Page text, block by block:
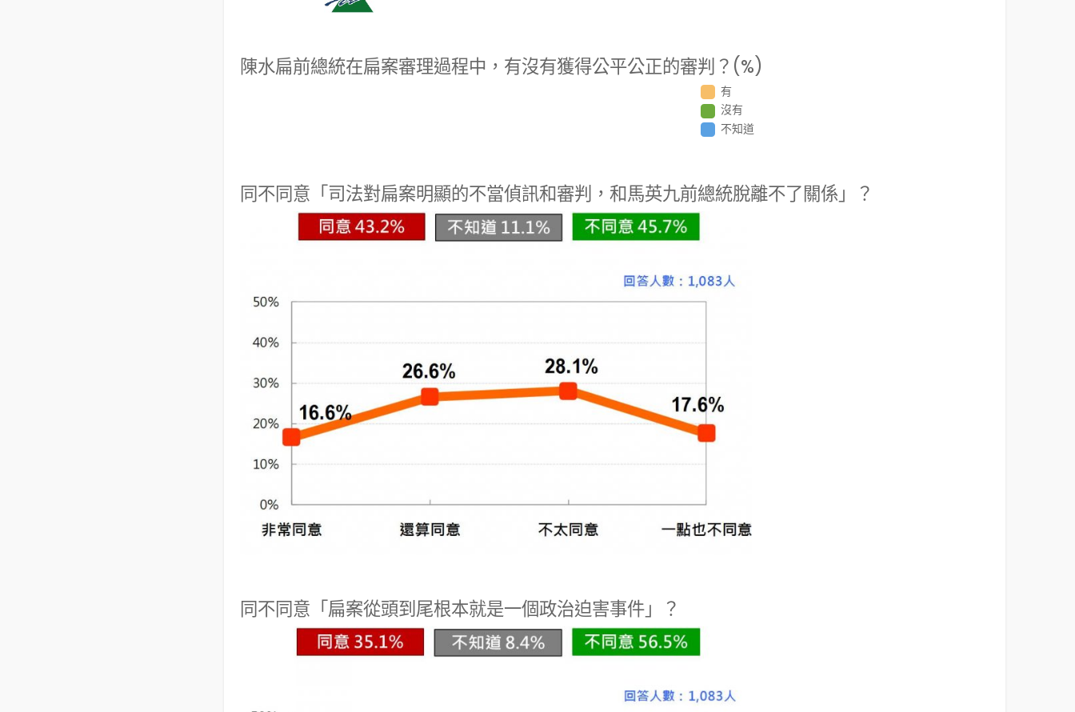
陳水扁前總統在扁案審理過程中，有沒有獲得公平公正的審判？(%)
有
沒有
不知道
同不同意「司法對扁案明顯的不當偵訊和審判，和馬英九前總統脫離不了關係」？
同不同意「扁案從頭到尾根本就是一個政治迫害事件」？